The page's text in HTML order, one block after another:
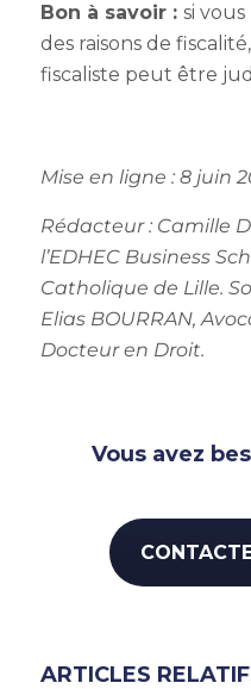
Bon à savoir : si
des raisons de
fiscaliste peut être
Mise en ligne : 8 juin
Rédacteur : Camille
l’EDHEC Business
Catholique de Lille.
Elias BOURRAN,
Docteur en Droit.
Vous avez
ARTICLES